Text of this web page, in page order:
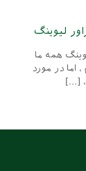
لیوینگ
همه ما
اما در مورد
[…]